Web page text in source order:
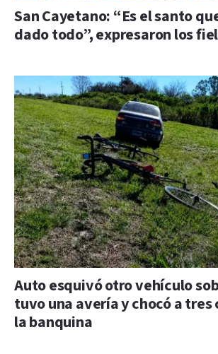
San Cayetano: “Es el santo
dado todo”, expresaron los
Auto esquivó otro vehículo
tuvo una avería y chocó a
la banquina